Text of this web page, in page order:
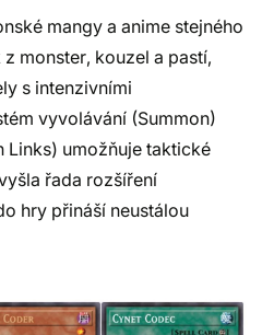
mangy a anime stejného
monster, kouzel a pastí,
s intenzivními
vyvolávání (Summon)
Links) umožňuje taktické
řada rozšíření
hry přináší neustálou